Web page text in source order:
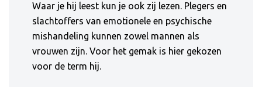
Waar je hij leest kun je ook zij lezen. Plegers en
slachtoffers van emotionele en psychische
mishandeling kunnen zowel mannen als
vrouwen zijn. Voor het gemak is hier gekozen
voor de term hij.